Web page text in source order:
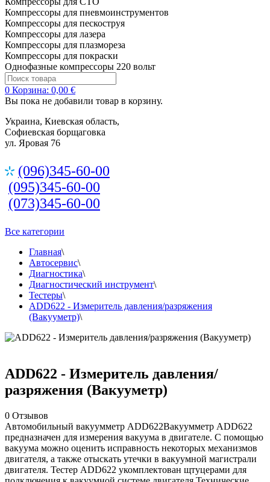
Компрессоры для пневмоинструментов
Компрессоры для пескоструя
Компрессоры для лазера
Компрессоры для плазмореза
Компрессоры для покраски
Однофазные компрессоры 220 вольт
0 Корзина: 0,00 €
Вы пока не добавили товар в корзину.
Украина, Киевская область,
Софиевская борщаговка
ул. Яровая 76
(096)345-60-00
(095)345-60-00
(073)345-60-00
Все категории
Главная\
Автосервис\
Диагностика\
Диагностический инструмент\
Тестеры\
ADD622 - Измеритель давления/разряжения
(Вакууметр)\
ADD622 - Измеритель давления/
разряжения (Вакууметр)
0 Отзывов
Автомобильный вакуумметр ADD622Вакуумметр ADD622
предназначен для измерения вакуума в двигателе. С помощью
вакуума можно оценить исправность некоторых механизмов
двигателя, а также отыскать утечки в вакуумной магистрали
двигателя. Тестер ADD622 укомплектован щтуцерами для